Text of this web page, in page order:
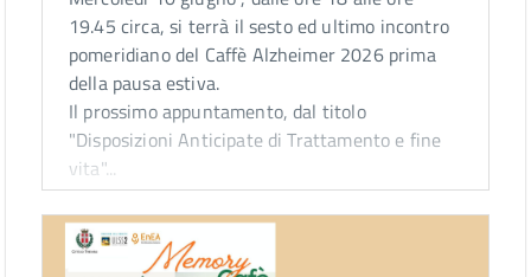
19.45 circa, si terrà il sesto ed ultimo incontro
pomeridiano del Caffè Alzheimer 2026 prima
della pausa estiva.
Il prossimo appuntamento, dal titolo
"Disposizioni Anticipate di Trattamento e fine
vita"...